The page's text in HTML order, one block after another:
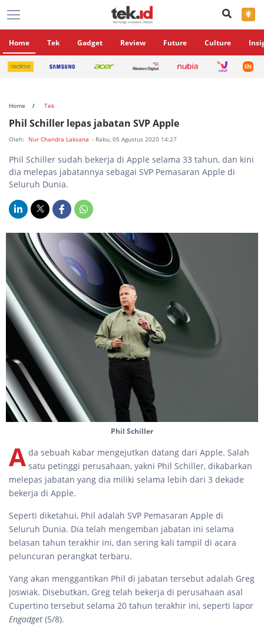
×
Home Tek Gadget Review Future Culture
Home Tek
Phil Schiller lepas jabatan SVP Apple
Oleh: Nur Chandra Laksana - Rabu, 05 Agustus 2020 14:27
Phil Schiller sudah bekerja di Apple selama 33 tahun, dan kini
dia melepas jabatannya sebagai SVP Pemasaran Apple di
Seluruh Dunia.
Phil Schiller
A da sebuah kabar mengejutkan datang dari Apple. Salah
satu petinggi perusahaan, yakni Phil Schiller, dikabarkan
melepas jabatan yang dia miliki selama lebih dari 3 dekade
bekerja di Apple.
Seperti diketahui, Phil adalah SVP Pemasaran Apple di
Seluruh Dunia. Dia telah mengemban jabatan ini selama
belasan tahun terakhir ini, dan sering kali tampil di acara
peluncuran perangkat terbaru.
Yang akan menggantikan Phil di jabatan tersebut adalah Greg
Joswiak. Disebutkan, Greg telah bekerja di perusahaan asal
Cupertino tersebut selama 20 tahun terakhir ini, seperti lapor
Engadget (5/8).